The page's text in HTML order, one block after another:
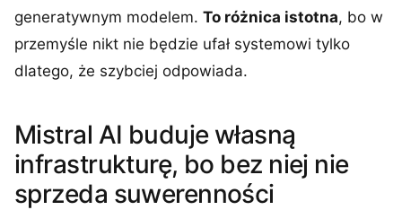
generatywnym modelem. To różnica istotna, bo w
przemyśle nikt nie będzie ufał systemowi tylko
dlatego, że szybciej odpowiada.
Mistral AI buduje własną
infrastrukturę, bo bez niej nie
sprzeda suwerenności